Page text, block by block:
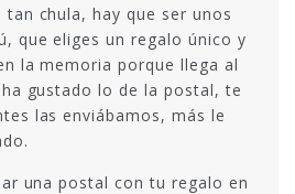
chula, hay que ser unos
que eliges un regalo único y
la memoria porque llega al
gustado lo de la postal, te
las enviábamos, más le
una postal con tu regalo en